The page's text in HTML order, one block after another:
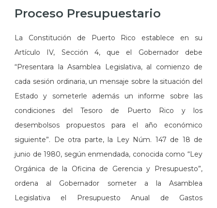
Proceso Presupuestario
La Constitución de Puerto Rico establece en su
Artículo IV, Sección 4, que el Gobernador debe
“Presentara la Asamblea Legislativa, al comienzo de
cada sesión ordinaria, un mensaje sobre la situación del
Estado y someterle además un informe sobre las
condiciones del Tesoro de Puerto Rico y los
desembolsos propuestos para el año económico
siguiente”. De otra parte, la Ley Núm. 147 de 18 de
junio de 1980, según enmendada, conocida como “Ley
Orgánica de la Oficina de Gerencia y Presupuesto”,
ordena al Gobernador someter a la Asamblea
Legislativa el Presupuesto Anual de Gastos